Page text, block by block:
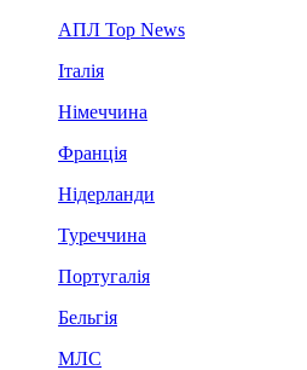
АПЛ Top News
Італія
Німеччина
Франція
Нідерланди
Туреччина
Португалія
Бельгія
МЛС